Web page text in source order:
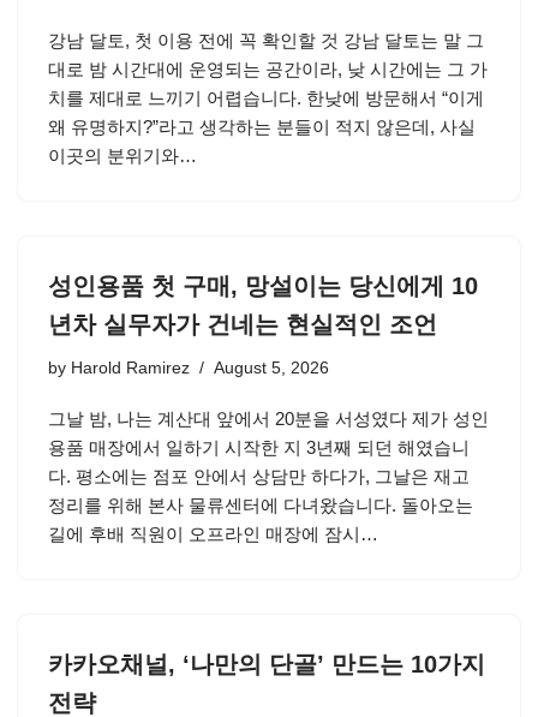
강남 달토, 첫 이용 전에 꼭 확인할 것 강남 달토는 말 그
대로 밤 시간대에 운영되는 공간이라, 낮 시간에는 그 가
치를 제대로 느끼기 어렵습니다. 한낮에 방문해서 “이게
왜 유명하지?”라고 생각하는 분들이 적지 않은데, 사실
이곳의 분위기와…
성인용품 첫 구매, 망설이는 당신에게 10
년차 실무자가 건네는 현실적인 조언
by Harold Ramirez August 5, 2026
그날 밤, 나는 계산대 앞에서 20분을 서성였다 제가 성인
용품 매장에서 일하기 시작한 지 3년째 되던 해였습니
다. 평소에는 점포 안에서 상담만 하다가, 그날은 재고
정리를 위해 본사 물류센터에 다녀왔습니다. 돌아오는
길에 후배 직원이 오프라인 매장에 잠시…
카카오채널, ‘나만의 단골’ 만드는 10가지
전략